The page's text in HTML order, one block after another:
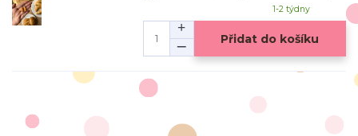
1-2 týdny
Přidat do košíku